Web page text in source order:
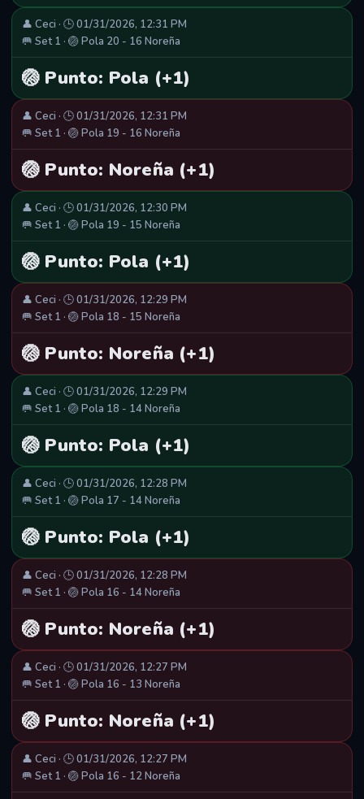
👤 Ceci · 🕒 01/31/2026, 12:31 PM
🥅 Set 1 · 🏐 Pola 20 - 16 Noreña
🏐 Punto: Pola (+1)
👤 Ceci · 🕒 01/31/2026, 12:31 PM
🥅 Set 1 · 🏐 Pola 19 - 16 Noreña
🏐 Punto: Noreña (+1)
👤 Ceci · 🕒 01/31/2026, 12:30 PM
🥅 Set 1 · 🏐 Pola 19 - 15 Noreña
🏐 Punto: Pola (+1)
👤 Ceci · 🕒 01/31/2026, 12:29 PM
🥅 Set 1 · 🏐 Pola 18 - 15 Noreña
🏐 Punto: Noreña (+1)
👤 Ceci · 🕒 01/31/2026, 12:29 PM
🥅 Set 1 · 🏐 Pola 18 - 14 Noreña
🏐 Punto: Pola (+1)
👤 Ceci · 🕒 01/31/2026, 12:28 PM
🥅 Set 1 · 🏐 Pola 17 - 14 Noreña
🏐 Punto: Pola (+1)
👤 Ceci · 🕒 01/31/2026, 12:28 PM
🥅 Set 1 · 🏐 Pola 16 - 14 Noreña
🏐 Punto: Noreña (+1)
👤 Ceci · 🕒 01/31/2026, 12:27 PM
🥅 Set 1 · 🏐 Pola 16 - 13 Noreña
🏐 Punto: Noreña (+1)
👤 Ceci · 🕒 01/31/2026, 12:27 PM
🥅 Set 1 · 🏐 Pola 16 - 12 Noreña